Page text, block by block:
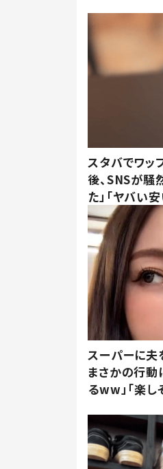
スタバでワッ
後、SNSが騒
た」「ヤバい安
スーパーに夫
まさかの行動
るww」「楽し